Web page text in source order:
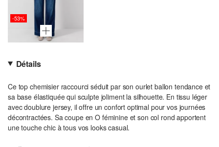
-53%
Détails
Ce top chemisier raccourci séduit par son ourlet ballon tendance et
sa base élastiquée qui sculpte joliment la silhouette. En tissu léger
avec doublure jersey, il offre un confort optimal pour vos journées
décontractées. Sa coupe en O féminine et son col rond apportent
une touche chic à tous vos looks casual.